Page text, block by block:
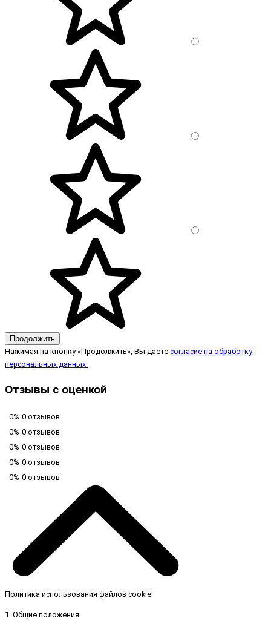
Продолжить
Нажимая на кнопку «Продолжить», Вы даете согласие на обработку
персональных данных.
Отзывы с оценкой
0% 0 отзывов
0% 0 отзывов
0% 0 отзывов
0% 0 отзывов
0% 0 отзывов
Политика использования файлов cookie
1. Общие положения